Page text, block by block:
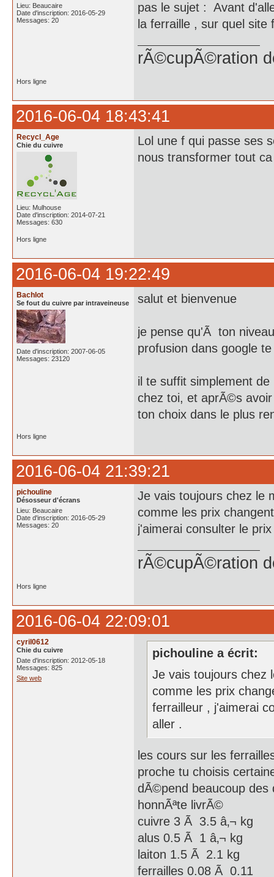
Lieu: Beaucaire
Date d'inscription: 2016-05-29
Messages: 20
pas le sujet : Avant
la ferraille , sur quel site
rÃ©cupÃ©ration
Hors ligne
2016-06-04 18:43:41
Recycl_Age
Chie du cuivre
Lieu: Mulhouse
Date d'inscription: 2014-07-21
Messages: 630
Lol une f qui passe ses
nous transformer tout
Hors ligne
2016-06-04 19:22:49
Bachlot
Se fout du cuivre par intraveineuse
Date d'inscription: 2007-06-05
Messages: 23120
salut et bienvenue
je pense qu'Ã ton
profusion dans google
il te suffit simplement
chez toi, et aprÃ©s
ton choix dans le plus
Hors ligne
2016-06-04 21:39:21
pichouline
Désosseur d'écrans
Lieu: Beaucaire
Date d'inscription: 2016-05-29
Messages: 20
Je vais toujours chez le
comme les prix
j'aimerai consulter le
rÃ©cupÃ©ration
Hors ligne
2016-06-04 22:09:01
cyril0612
Chie du cuivre
Date d'inscription: 2012-05-18
Messages: 825
Site web
pichouline a écrit:
Je vais toujours chez
comme les prix
ferrailleur , j'aimerai
aller .
les cours sur les
proche tu choisis
dÃ©pend beaucoup des
honnÃªte livrÃ©
cuivre 3 Ã 3.5 â‚¬ kg
alus 0.5 Ã 1 â‚¬ kg
laiton 1.5 Ã 2.1 kg
ferrailles 0.08 Ã 0.11